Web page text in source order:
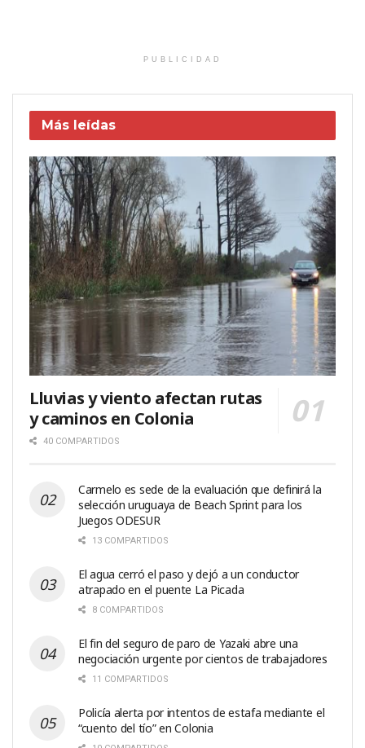
PUBLICIDAD
Más leídas
Lluvias y viento afectan rutas
y caminos en Colonia
40 COMPARTIDOS
Carmelo es sede de la evaluación que definirá la
selección uruguaya de Beach Sprint para los
Juegos ODESUR
13 COMPARTIDOS
El agua cerró el paso y dejó a un conductor
atrapado en el puente La Picada
8 COMPARTIDOS
El fin del seguro de paro de Yazaki abre una
negociación urgente por cientos de trabajadores
11 COMPARTIDOS
Policía alerta por intentos de estafa mediante el
“cuento del tío” en Colonia